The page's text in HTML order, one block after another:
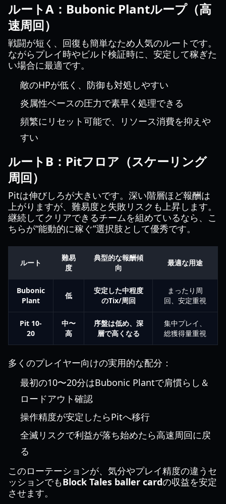
ルートA：Bubonic Plantループ（高
速周回）
戦闘が短く、回復も簡単なため人気のルートです。
ながらプレイ時やビルド検証時に、安定して稼ぎた
い場合に最適です。
敵のHPが低く、防御も対処しやすい
炎属性ベースの圧力で素早く処理できる
頻繁にリセット可能で、リソース消費を抑えや
すい
ルートB：Pitフロア（スケーリング
周回）
Pitは伸びしろが大きいです。深い階層ほど報酬は
上がりますが、難易度と失敗リスクも上昇します。
継続してクリアできるチームを組めているなら、こ
ちらが“能動的に稼ぐ”選択肢として優秀です。
ルート
難易
度
典型的な報酬傾
向
最適な用途
Bubonic
Plant
低
安定した中程度
のTix/周回
まったり周
回、安定重視
Pit 10-
20
中〜
高
序盤は低め、深
層で高くなる
集中プレイ、
総獲得量重視
多くのプレイヤー向けの実用的な配分：
最初の10〜20分はBubonic Plantで肩慣らし＆
ロードアウト確認
操作精度が安定したらPitへ移行
全滅リスクで利益が落ち始めたら高速周回に戻
る
このローテーションが、気分やプレイ精度の違うセ
ッションでもBlock Tales baller cardの収益を安定
させます。